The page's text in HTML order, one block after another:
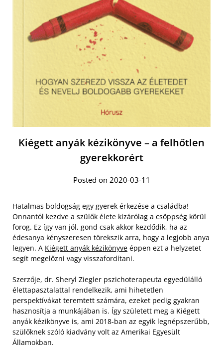
Kiégett anyák kézikönyve – a felhőtlen
gyerekkorért
Posted on 2020-03-11
Hatalmas boldogság egy gyerek érkezése a családba!
Onnantól kezdve a szülők élete kizárólag a csöppség körül
forog. Ez így van jól, gond csak akkor kezdődik, ha az
édesanya kényszeresen törekszik arra, hogy a legjobb anya
legyen. A Kiégett anyák kézikönyve éppen ezt a helyzetet
segít megelőzni vagy visszafordítani.
Szerzője, dr. Sheryl Ziegler pszichoterapeuta egyedülálló
élettapasztalattal rendelkezik, ami hihetetlen
perspektívákat teremtett számára, ezeket pedig gyakran
hasznosítja a munkájában is. Így született meg a Kiégett
anyák kézikönyve is, ami 2018-ban az egyik legnépszerűbb,
szülőknek szóló kiadvány volt az Amerikai Egyesült
Államokban.